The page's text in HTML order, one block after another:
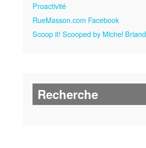
Proactivité
RueMasson.com Facebook
Scoop it! Scooped by Michel Briand
Recherche